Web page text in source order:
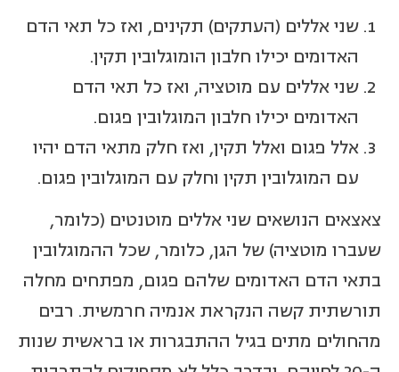
שני אללים (העתקים) תקינים, ואז כל תאי הדם
האדומים יכילו חלבון הומוגלובין תקין.
שני אללים עם מוטציה, ואז כל תאי הדם
האדומים יכילו חלבון המוגלובין פגום.
אלל פגום ואלל תקין, ואז חלק מתאי הדם יהיו
עם המוגלובין תקין וחלק עם המוגלובין פגום.
צאצאים הנושאים שני אללים מוטנטים (כלומר,
שעברו מוטציה) של הגן, כלומר, שכל ההמוגלובין
בתאי הדם האדומים שלהם פגום, מפתחים מחלה
תורשתית קשה הנקראת אנמיה חרמשית. רבים
מהחולים מתים בגיל ההתבגרות או בראשית שנות